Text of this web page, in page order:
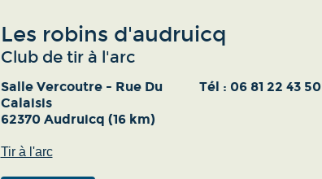
Les robins d'audruicq
Club de tir à l'arc
Salle Vercoutre - Rue Du
Calaisis
62370 Audruicq (16 km)
Tél : 06 81 22 43 50
Tir à l'arc